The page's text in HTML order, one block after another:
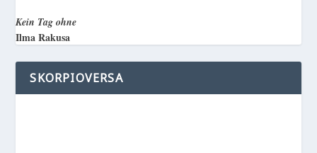
Kein Tag ohne
Ilma Rakusa
SKORPIOVERSA